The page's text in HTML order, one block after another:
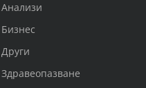
Анализи
Бизнес
Други
Здравеопазване